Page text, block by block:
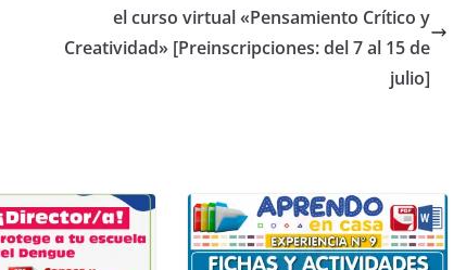
el curso virtual «Pensamiento Crítico y
Creatividad» [Preinscripciones: del 7 al 15 de
julio]